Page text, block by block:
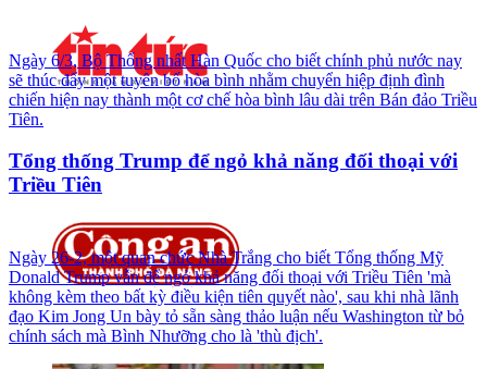
Ngày 6/3, Bộ Thống nhất Hàn Quốc cho biết chính phủ nước nay
sẽ thúc đẩy một tuyên bố hòa bình nhằm chuyển hiệp định đình
chiến hiện nay thành một cơ chế hòa bình lâu dài trên Bán đảo Triều
Tiên.
Tổng thống Trump để ngỏ khả năng đối thoại với
Triều Tiên
Ngày 26-2, một quan chức Nhà Trắng cho biết Tổng thống Mỹ
Donald Trump vẫn để ngỏ khả năng đối thoại với Triều Tiên 'mà
không kèm theo bất kỳ điều kiện tiên quyết nào', sau khi nhà lãnh
đạo Kim Jong Un bày tỏ sẵn sàng thảo luận nếu Washington từ bỏ
chính sách mà Bình Nhưỡng cho là 'thù địch'.